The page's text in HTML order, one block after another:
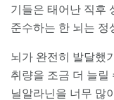
기들은 태어난 직후
준수하는 한 뇌는 정
뇌가 완전히 발달했
취량을 조금 더 늘릴
닐알라닌을 너무 많